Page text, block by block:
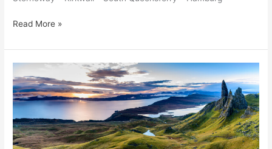
Read More »
Schottland
intensiv
erleben